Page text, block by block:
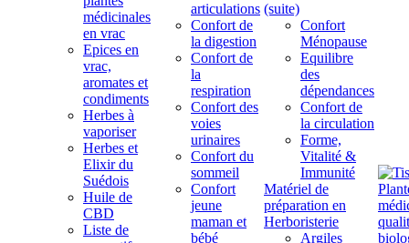
médicinales
en vrac
Epices en
vrac,
aromates et
condiments
Herbes à
vaporiser
Herbes et
Elixir du
Suédois
Huile de
CBD
Liste de
articulations
Confort de
la digestion
Confort de
la
respiration
Confort des
voies
urinaires
Confort du
sommeil
Confort
jeune
maman et
bébé
(suite)
Confort
Ménopause
Equilibre
des
dépendances
Confort de
la circulation
Forme,
Vitalité &
Immunité
Matériel de
préparation en
Herboristerie
Argiles